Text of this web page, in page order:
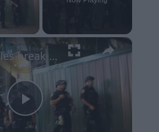
Video
×
Play
US: Scuffles break out between Knicks fans, police during championship celebrations.